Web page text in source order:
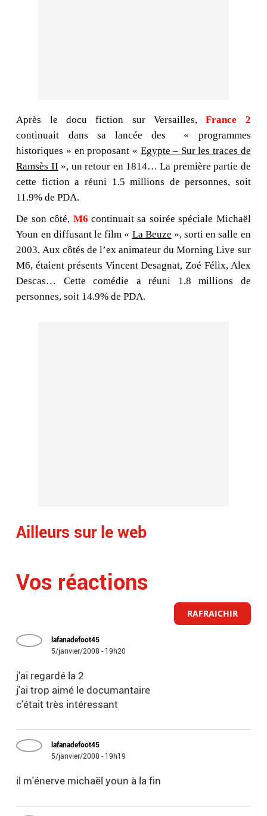
Après le docu fiction sur Versailles,France 2
continuait dans sa lancée des « programmes
historiques » en proposant « Egypte – Sur les traces de
Ramsès II », un retour en 1814… La première partie de
cette fiction a réuni 1.5 millions de personnes, soit
11.9% de PDA.
De son côté, M6 continuait sa soirée spéciale Michaël
Youn en diffusant le film « La Beuze », sorti en salle en
2003. Aux côtés de l’ex animateur du Morning Live sur
M6, étaient présents Vincent Desagnat, Zoé Félix, Alex
Descas… Cette comédie a réuni 1.8 millions de
personnes, soit 14.9% de PDA.
Ailleurs sur le web
Vos réactions
RAFRAICHIR
lafanadefoot45
5/janvier/2008 - 19h20
j'ai regardé la 2
j'ai trop aimé le documantaire
c'était très intéressant
lafanadefoot45
5/janvier/2008 - 19h19
il m'énerve michaël youn à la fin